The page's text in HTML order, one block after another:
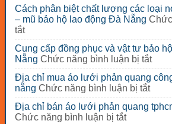
Cách phân biệt chất lượng các loại
– mũ bảo hộ lao động Đà Nẵng
tắtở
phân
biệt
chất
lượng
các
loại
nón
Cung cấp đồng phục và vật tư bảo
Nẵng Chức năng bình luận bị tắtở
cấp
phục
và
Địa chỉ mua áo lưới phản quang
nẵng Chức năng bình luận bị tắtở
chỉ
Địa chỉ bán áo lưới phản quang
Chức năng bình luận bị tắtở